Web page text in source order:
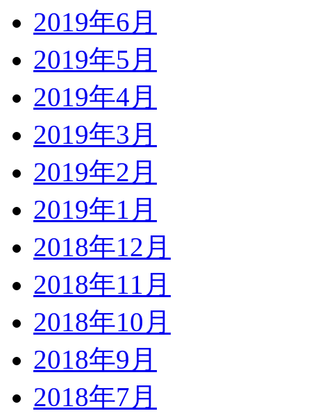
2019年6月
2019年5月
2019年4月
2019年3月
2019年2月
2019年1月
2018年12月
2018年11月
2018年10月
2018年9月
2018年7月